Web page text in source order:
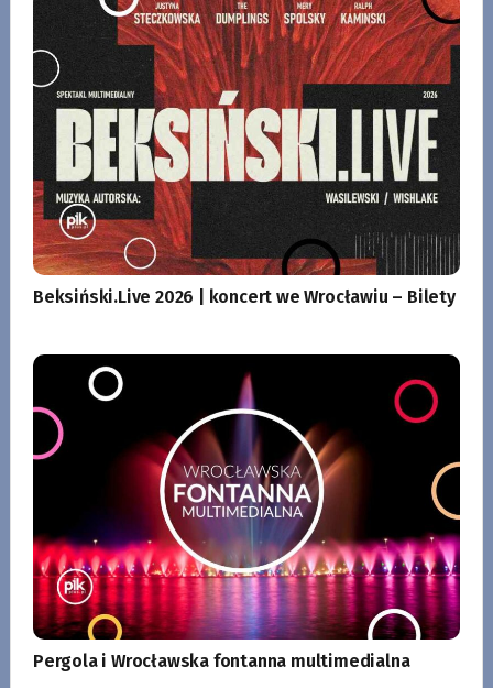
Beksiński.Live 2026 | koncert we Wrocławiu – Bilety
Pergola i Wrocławska fontanna multimedialna